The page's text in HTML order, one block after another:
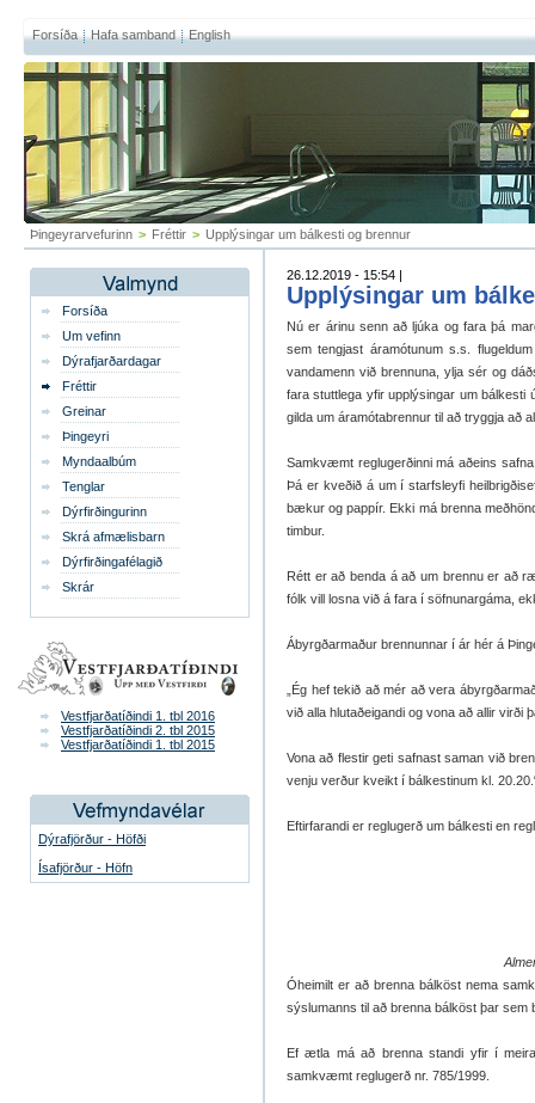
Forsíða Hafa samband English
Þingeyrarvefurinn > Fréttir > Upplýsingar um bálkesti og brennur
Forsíða
Um vefinn
Dýrafjarðardagar
Fréttir
Greinar
Þingeyri
Myndaalbúm
Tenglar
Dýrfirðingurinn
Skrá afmælisbarn
Dýrfirðingafélagið
Skrár
Vestfjarðatíðindi 1. tbl 2016
Vestfjarðatíðindi 2. tbl 2015
Vestfjarðatíðindi 1. tbl 2015
Dýrafjörður - Höfði
Ísafjörður - Höfn
26.12.2019 - 15:54 |
Upplýsingar um
Nú er árinu senn að ljúka og fara þá
sem tengjast áramótunum s.s.
vandamenn við brennuna, ylja sér og
fara stuttlega yfir upplýsingar um bálkesti
gilda um áramótabrennur til að tryggja að
Samkvæmt reglugerðinni má aðeins
Þá er kveðið á um í starfsleyfi
bækur og pappír. Ekki má brenna
timbur.
Rétt er að benda á að um brennu er að
fólk vill losna við á fara í söfnunargáma,
Ábyrgðarmaður brennunnar í ár hér á
„Ég hef tekið að mér að vera
við alla hlutaðeigandi og vona að allir
Vona að flestir geti safnast saman við
venju verður kveikt í bálkestinum kl.
Eftirfarandi er reglugerð um bálkesti en
Óheimilt er að brenna bálköst nema
sýslumanns til að brenna bálköst þar sem
Ef ætla má að brenna standi yfir í
samkvæmt reglugerð nr. 785/1999.